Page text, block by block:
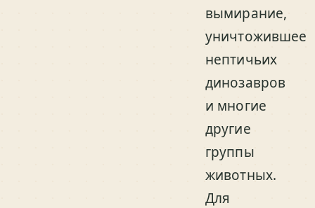
вымирание,
уничтожившее
нептичьих
динозавров
и многие
другие
группы
животных.
Для